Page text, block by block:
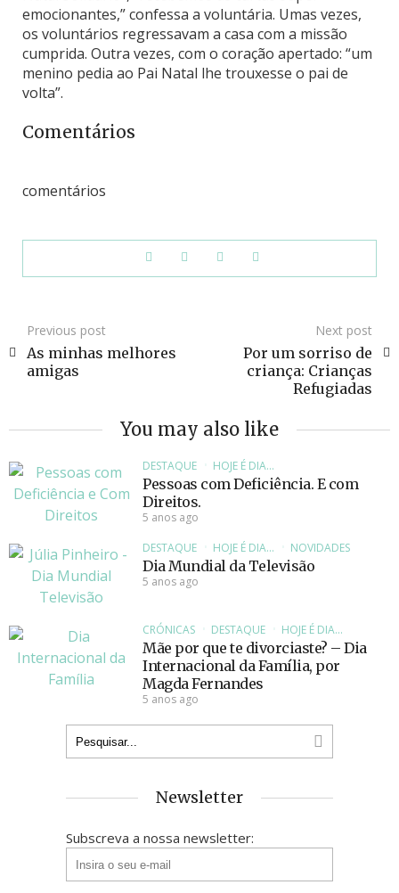
emocionantes,” confessa a voluntária. Umas vezes,
os voluntários regressavam a casa com a missão
cumprida. Outra vezes, com o coração apertado: “um
menino pedia ao Pai Natal lhe trouxesse o pai de
volta”.
Comentários
comentários
Previous post
As minhas melhores
amigas
Next post
Por um sorriso de
criança: Crianças
Refugiadas
You may also like
DESTAQUE HOJE É DIA...
Pessoas com Deficiência. E com
Direitos.
5 anos ago
DESTAQUE
HOJE É DIA... NOVIDADES
Dia Mundial da Televisão
5 anos ago
CRÓNICAS DESTAQUE HOJE É DIA...
Mãe por que te divorciaste? – Dia
Internacional da Família, por
Magda Fernandes
5 anos ago
Newsletter
Subscreva a nossa newsletter: